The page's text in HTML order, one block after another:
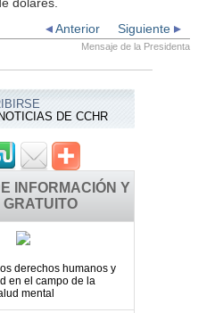
Siguiente
Anterior
Mensaje de la Presidenta
DE CCHR
INFORMACIÓN Y
GRATUITO
derechos humanos y
en el campo de la
mental